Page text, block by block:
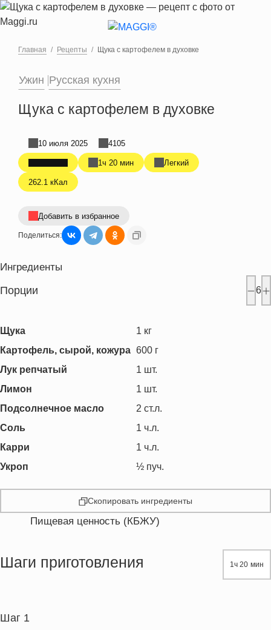
Перейти к основному содержанию
Главная Рецепты Щука с картофелем в духовке
Ужин Русская кухня
Щука с картофелем в духовке
1ч 20 мин Легкий
262.1 кКал
10 июля 2025 4105
Добавить в избранное
Поделиться:
Ингредиенты
Порции 6
Щука 1 кг
Картофель, сырой, кожура 600 г
Лук репчатый
1 шт.
Лимон
1 шт.
Подсолнечное масло
2 ст.л.
Соль
1 ч.л.
Карри
1 ч.л.
Укроп
½ пуч.
Скопировать ингредиенты
Пищевая ценность (КБЖУ)
Жиры
Пищевые волокна
Шаги приготовления 1ч 20 мин
Шаг 1